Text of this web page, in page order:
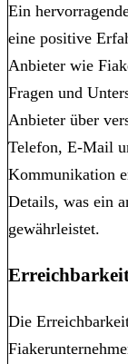
Ein
eine positive
Anbieter wie
Fragen und
Anbieter über
Telefon, E-Mail
Kommunikation
Details, was ein
gewährleistet.
Die